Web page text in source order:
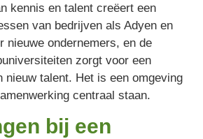
kennis en talent creëert een
van bedrijven als Adyen en
nieuwe ondernemers, en de
zorgt voor een
nieuw talent. Het is een omgeving
centraal staan.
bij een